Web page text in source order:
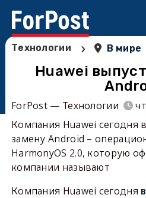
Технологии › В мире
Huawei
ForPost — Технологии
Компания Huawei сегодня
замену Android –
HarmonyOS 2.0, которую
компании называют
Компания Huawei сегодня